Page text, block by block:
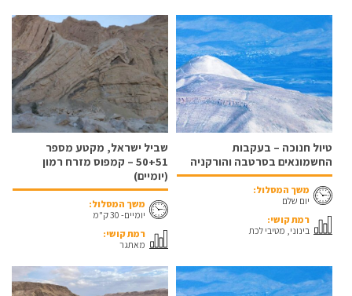
טיול חנוכה – בעקבות
החשמונאים בסרטבה והורקניה
משך המסלול:
יום שלם
רמת קושי:
בינוני, מטיבי לכת
שביל ישראל, מקטע מספר
50+51 – קמפוס מזרח רמון
(יומיים)
משך המסלול:
יומיים- 30 ק"מ
רמת קושי:
מאתגר